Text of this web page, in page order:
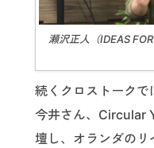
瀬沢正人（IDEAS
続くクロストーク
今井さん、Circular
壇し、オランダのリ